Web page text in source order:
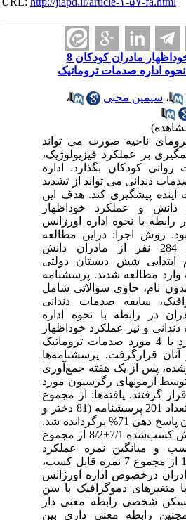
دانش و عملکرد خوداظهار مادران کودکان 8
اداره صدمات تروماتیک
،سیمین محبی
،
ناحیه صورت می تواند
بر عملکرد فیزیولوژیک،
کودکان بگذارد. اداره
دندانی می تواند از تشدید
پیشگیری کند. هدف این
دانش و عملکرد خوداظهار
با نحوه اداره اورژانس
روش اجرا: دراین مطالعه
توصیفی-مقطعی 284 نفر از مادران دانش
ابتدایی شش دبستان دولتی
وارد مطالعه شدند. پرسشنامه
نام، حاوی سوالاتی شامل
سابقه صدمات دندانی
در رابطه با نحوه اداره
و نیز عملکرد خوداظهار
مادران در برخورد با 4 مورد صدمات تروماتیک
آنان قرارگرفت. پرسشنامه‌ها
پس از یک هفته جمع‌آوری
آزمونهای رگرسیون مورد
گرفتند. یافته‌ها: از مجموع
284 پرسشنامه، تعداد 201 پرسشنامه (81 دختر و
120 پسر) با میزان پاسخ دهی 71% برگردانده شد.
میانگین نمره دانش کسب‌شده 7/1±8/2 از مجموع
و میانگین نمره عملکرد
خوداظهار 2/1±1/4 از مجموع 7 نمره قابل کسب،
درخصوص اداره اورژانس
متغیرهای دموگرافیک با سن
شخصی رابطه معنی دار
رابطه معنی داری بین